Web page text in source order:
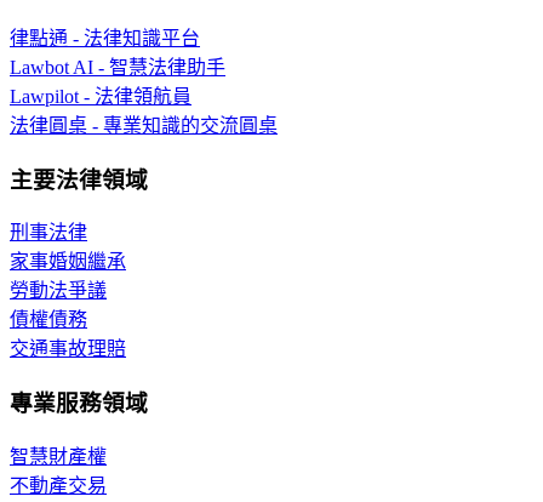
律點通 - 法律知識平台
Lawbot AI - 智慧法律助手
Lawpilot - 法律領航員
法律圓桌 - 專業知識的交流圓桌
主要法律領域
刑事法律
家事婚姻繼承
勞動法爭議
債權債務
交通事故理賠
專業服務領域
智慧財產權
不動產交易